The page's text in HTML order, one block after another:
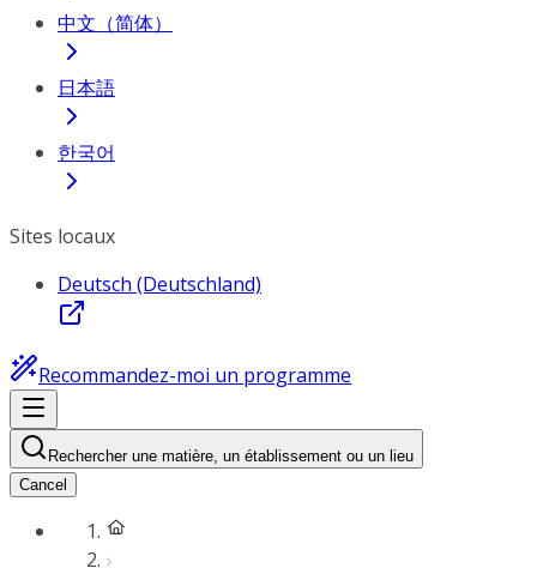
中文（简体）
日本語
한국어
Sites locaux
Deutsch (Deutschland)
Recommandez-moi un programme
Rechercher une matière, un établissement ou un lieu
Cancel